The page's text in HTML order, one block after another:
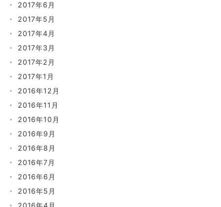
2017年6月
2017年5月
2017年4月
2017年3月
2017年2月
2017年1月
2016年12月
2016年11月
2016年10月
2016年9月
2016年8月
2016年7月
2016年6月
2016年5月
2016年4月